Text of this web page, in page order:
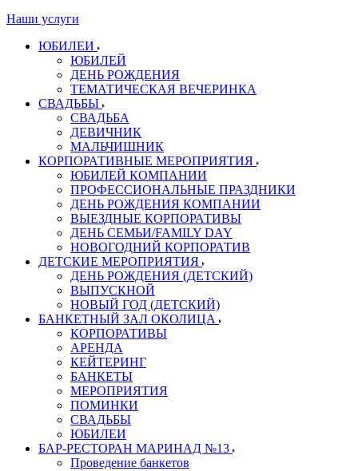
Наши услуги
ЮБИЛЕИ
ЮБИЛЕЙ
ДЕНЬ РОЖДЕНИЯ
ТЕМАТИЧЕСКАЯ ВЕЧЕРИНКА
СВАДЬБЫ
СВАДЬБА
ДЕВИЧНИК
МАЛЬЧИШНИК
КОРПОРАТИВНЫЕ МЕРОПРИЯТИЯ
ЮБИЛЕЙ КОМПАНИИ
ПРОФЕССИОНАЛЬНЫЕ ПРАЗДНИКИ
ДЕНЬ РОЖДЕНИЯ КОМПАНИИ
ВЫЕЗДНЫЕ КОРПОРАТИВЫ
ДЕНЬ СЕМЬИ/FAMILY DAY
НОВОГОДНИЙ КОРПОРАТИВ
ДЕТСКИЕ МЕРОПРИЯТИЯ
ДЕНЬ РОЖДЕНИЯ (ДЕТСКИЙ)
ВЫПУСКНОЙ
НОВЫЙ ГОД (ДЕТСКИЙ)
БАНКЕТНЫЙ ЗАЛ ОКОЛИЦА
КОРПОРАТИВЫ
АРЕНДА
КЕЙТЕРИНГ
БАНКЕТЫ
МЕРОПРИЯТИЯ
ПОМИНКИ
СВАДЬБЫ
ЮБИЛЕИ
БАР-РЕСТОРАН МАРИНАД №13
Проведение банкетов